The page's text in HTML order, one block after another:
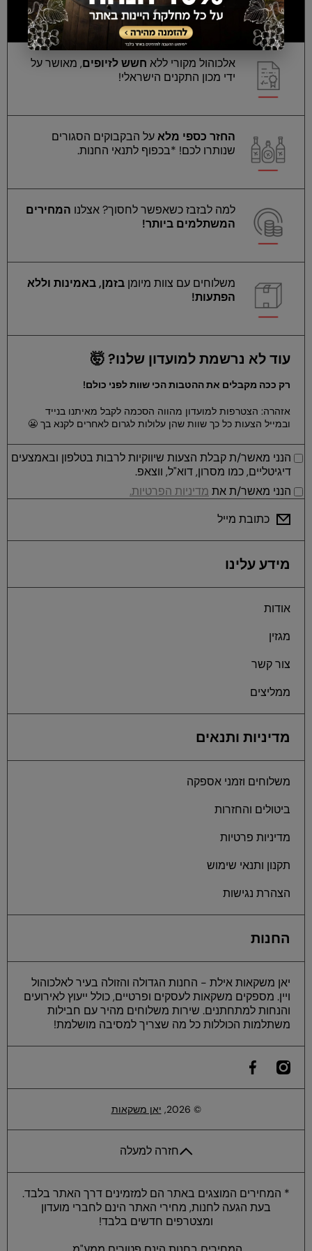
למה כולם מעדיפים אותנו?
אלכוהול מקורי ללא חשש לזיופים, מאושר על
ידי מכון התקנים הישראלי!
החזר כספי מלאעל הבקבוקים הסגורים
שנותרו לכם! *בכפוף לתנאי החנות.
למה לבזבז כשאפשר לחסוך? אצלנו המחירים
המשתלמים ביותר!
משלוחים עם צוות מיומן בזמן, באמינות וללא
הפתעות!
עוד לא נרשמת למועדון שלנו? 🤯
רק ככה מקבלים את ההטבות הכי שוות לפני כולם!
אזהרה: הצטרפות למועדון מהווה הסכמה לקבל מאיתנו בנייד
ובמייל הצעות כל כך שוות שהן עלולות לגרום לאחרים לקנא בך 😬
הנני מאשר/ת קבלת הצעות שיווקיות לרבות בטלפון ובאמצעים
דיגיטליים, כמו מסרון, דוא"ל, ווצאפ.
הנני מאשר/ת את מדיניות הפרטיות.
כתובת מייל
מידע עלינו
אודות
מגזין
צור קשר
ממליצים
מדיניות ותנאים
משלוחים וזמני אספקה
ביטולים והחזרות
מדיניות פרטיות
תקנון ותנאי שימוש
הצהרת נגישות
החנות
יאן משקאות אילת - החנות הגדולה והזולה בעיר לאלכוהול
ויין. מספקים משקאות לעסקים ופרטיים, כולל ייעוץ לאירועים
והנחות למתחתנים. שירות משלוחים מהיר עם חבילות
משתלמות הכוללות כל מה שצריך למסיבה מושלמת!
instagramcom/
ilfacebookcom/
© 2026, יאן משקאות
חזרה למעלה
* המחירים המוצגים באתר הם למזמינים דרך האתר בלבד.
בעת הגעה לחנות, מחירי האתר הינם לחברי מועדון
ומצטרפים חדשים בלבד!